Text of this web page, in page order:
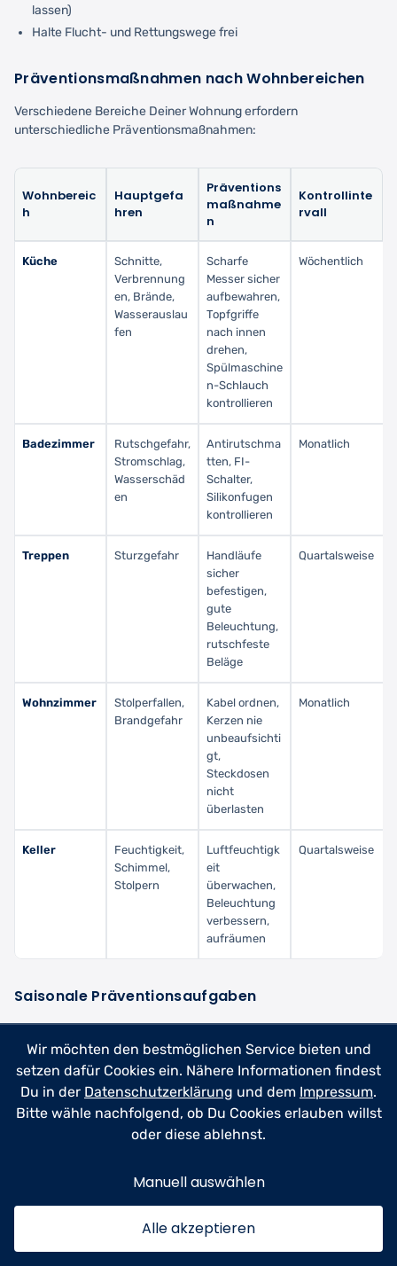
lassen)
Halte Flucht- und Rettungswege frei
Präventionsmaßnahmen nach Wohnbereichen
Verschiedene Bereiche Deiner Wohnung erfordern
unterschiedliche Präventionsmaßnahmen:
Wohnbereic
h
Hauptgefa
hren
Präventions
maßnahme
n
Kontrollinte
rvall
Küche
Schnitte,
Verbrennung
en, Brände,
Wasserauslau
fen
Scharfe
Messer sicher
aufbewahren,
Topfgriffe
nach innen
drehen,
Spülmaschine
n-Schlauch
kontrollieren
Wöchentlich
Badezimmer
Rutschgefahr,
Stromschlag,
Wasserschäd
en
Antirutschma
tten, FI-
Schalter,
Silikonfugen
kontrollieren
Monatlich
Treppen Sturzgefahr
Handläufe
sicher
befestigen,
gute
Beleuchtung,
rutschfeste
Beläge
Quartalsweise
Wohnzimmer
Stolperfallen,
Brandgefahr
Kabel ordnen,
Kerzen nie
unbeaufsichti
gt,
Steckdosen
nicht
überlasten
Monatlich
Keller
Feuchtigkeit,
Schimmel,
Stolpern
Luftfeuchtigk
eit
überwachen,
Beleuchtung
verbessern,
aufräumen
Quartalsweise
Saisonale Präventionsaufgaben
Manche Präventionsmaßnahmen sind saisonabhängig:
Frühling:
Rauchmelder-Batterien wechseln
Garten-Wasserleitungen auf Frostschäden prüfen
Fenster und Türen auf Dichtigkeit kontrollieren
Klimaanlage reinigen und Filter wechseln
Grillplatz sicher einrichten (Feuerlöscher griffbereit)
Insektenschutz an Fenstern anbringen
Wir möchten den bestmöglichen Service bieten und
setzen dafür Cookies ein. Nähere Informationen findest
Du in der Datenschutzerklärung und dem Impressum.
Bitte wähle nachfolgend, ob Du Cookies erlauben willst
oder diese ablehnst.
Manuell auswählen
Alle akzeptieren